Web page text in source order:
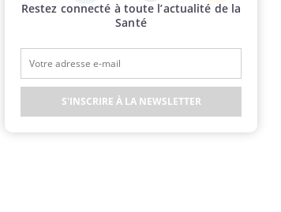
Facebook Twitter Instagram
Restez connecté à toute l’actualité de la
Santé
S'INSCRIRE À LA NEWSLETTER